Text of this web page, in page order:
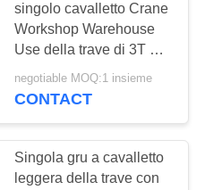
singolo cavalletto Crane
Workshop Warehouse
Use della trave di 3T 5T
negotiable MOQ:1 insieme
CONTACT
Singola gru a cavalletto
leggera della trave con